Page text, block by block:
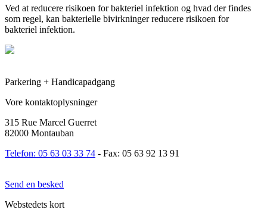
Ved at reducere risikoen for bakteriel infektion og hvad der findes
som regel, kan bakterielle bivirkninger reducere risikoen for
bakteriel infektion.
Parkering + Handicapadgang
Vore kontaktoplysninger
315 Rue Marcel Guerret
82000 Montauban
Telefon: 05 63 03 33 74 - Fax: 05 63 92 13 91
Send en besked
Webstedets kort